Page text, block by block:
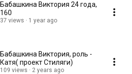
Бабашкина Виктория 24 года,
160
37 views 1 year ago
Бабашкина Виктория, роль -
Катя( проект Стиляги)
109 views 2 years ago